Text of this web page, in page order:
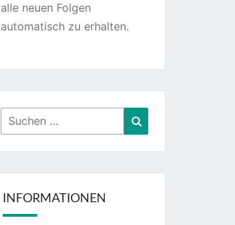
alle neuen Folgen
automatisch zu erhalten.
Suchen
nach:
INFORMATIONEN